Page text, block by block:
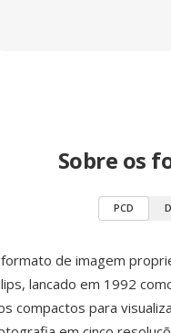
Sobre os
PCD
formato de imagem
lancado em 1992
compactos para